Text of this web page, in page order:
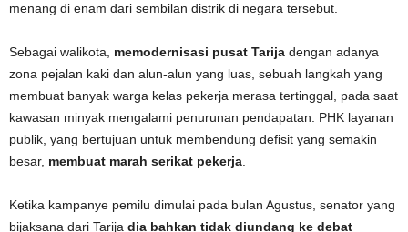
menang di enam dari sembilan distrik di negara tersebut.
Sebagai walikota, memodernisasi pusat Tarija dengan adanya
zona pejalan kaki dan alun-alun yang luas, sebuah langkah yang
membuat banyak warga kelas pekerja merasa tertinggal, pada saat
kawasan minyak mengalami penurunan pendapatan. PHK layanan
publik, yang bertujuan untuk membendung defisit yang semakin
besar, membuat marah serikat pekerja
Ketika kampanye pemilu dimulai pada bulan Agustus, senator yang
bijaksana dari Tarija dia bahkan tidak diundang ke debat